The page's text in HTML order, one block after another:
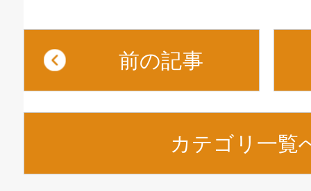
前の記事
カテゴリ一覧